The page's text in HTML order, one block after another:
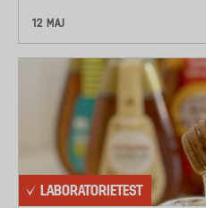
12 MAJ
LABORATORIETEST